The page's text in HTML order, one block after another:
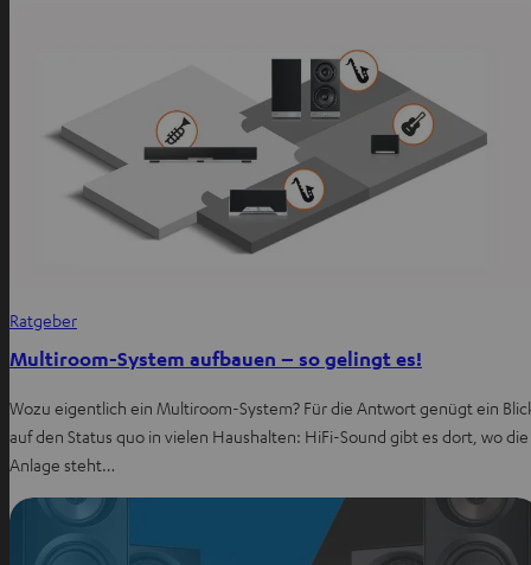
Ratgeber
Multiroom-System aufbauen – so gelingt es!
Wozu eigentlich ein Multiroom-System? Für die Antwort genügt ein
auf den Status quo in vielen Haushalten: HiFi-Sound gibt es dort, wo die
Anlage steht…